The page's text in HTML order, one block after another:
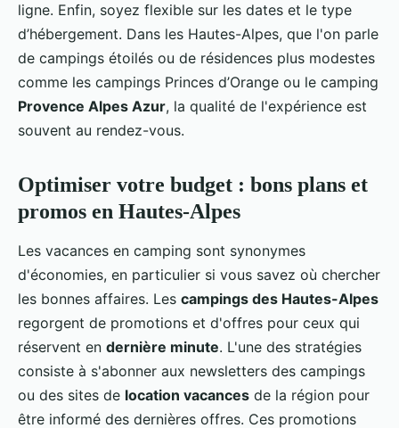
ligne. Enfin, soyez flexible sur les dates et le type
d’hébergement. Dans les Hautes-Alpes, que l'on parle
de campings étoilés ou de résidences plus modestes
comme les campings Princes d’Orange ou le camping
Provence Alpes Azur, la qualité de l'expérience est
souvent au rendez-vous.
Optimiser votre budget : bons plans et
promos en Hautes-Alpes
Les vacances en camping sont synonymes
d'économies, en particulier si vous savez où chercher
les bonnes affaires. Les campings des Hautes-Alpes
regorgent de promotions et d'offres pour ceux qui
réservent en dernière minute. L'une des stratégies
consiste à s'abonner aux newsletters des campings
ou des sites de location vacances de la région pour
être informé des dernières offres. Ces promotions